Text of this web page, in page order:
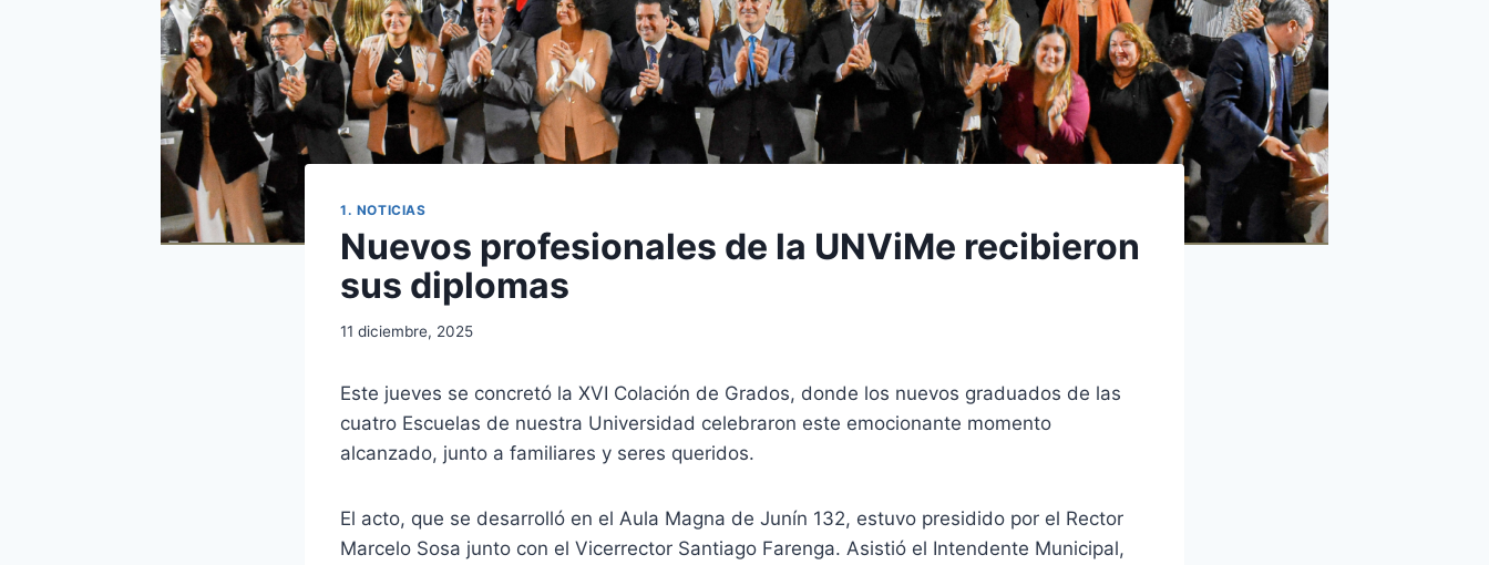
1. NOTICIAS
Nuevos profesionales de la UNViMe recibieron
sus diplomas
11 diciembre, 2025
Este jueves se concretó la XVI Colación de Grados, donde los nuevos graduados de las
cuatro Escuelas de nuestra Universidad celebraron este emocionante momento
alcanzado, junto a familiares y seres queridos.
El acto, que se desarrolló en el Aula Magna de Junín 132, estuvo presidido por el Rector
Marcelo Sosa junto con el Vicerrector Santiago Farenga. Asistió el Intendente Municipal,